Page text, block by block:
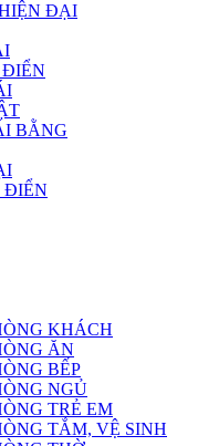
ĐẠI
ĐIỂN
BẰNG
ĐIỂN
KHÁCH
ĂN
BẾP
NGỦ
TRẺ EM
TẮM, VỆ SINH